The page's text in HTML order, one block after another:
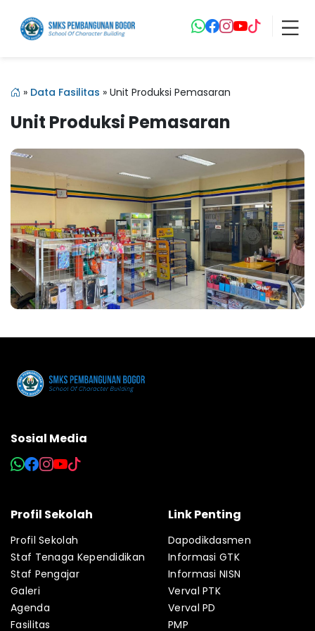
» Data Fasilitas » Unit Produksi Pemasaran
Unit Produksi Pemasaran
Sosial Media
Profil Sekolah
Profil Sekolah
Staf Tenaga Kependidikan
Staf Pengajar
Galeri
Agenda
Fasilitas
Link Penting
Dapodikdasmen
Informasi GTK
Informasi NISN
Verval PTK
Verval PD
PMP